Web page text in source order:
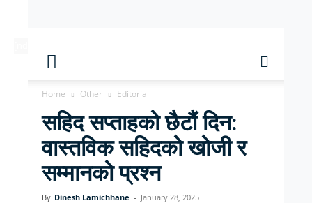
Home Other Editorial
सहिद सप्ताहको छैटौं दिन:
वास्तविक सहिदको खोजी र
सम्मानको प्रश्न
By Dinesh Lamichhane - January 28, 2025